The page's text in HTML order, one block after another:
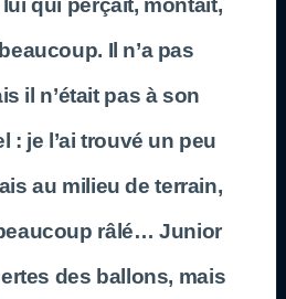
qui perçait, montait,
Il n’a pas
il n’était pas à son
: je l’ai trouvé un peu
au milieu de terrain,
râlé… Junior
des ballons, mais